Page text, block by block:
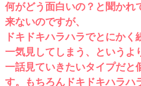
何がどう面白いの？と聞かれ
来ないのですが、
ドキドキハラハラでとにかく
一気見してしまう、というよ
一話見ていきたいタイプだと
す。もちろんドキドキハラハ